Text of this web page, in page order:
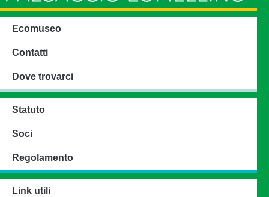
Ecomuseo
Contatti
Dove trovarci
Statuto
Soci
Regolamento
Link utili